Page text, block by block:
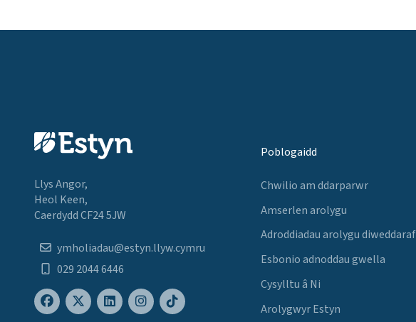
Llys Angor,
Heol Keen,
Caerdydd CF24 5JW
ymholiadau@estyn.llyw.cymru
029 2044 6446
Poblogaidd
Chwilio am ddarparwr
Amserlen arolygu
Adroddiadau arolygu diweddaraf
Esbonio adnoddau gwella
Cysylltu â Ni
Arolygwyr Estyn